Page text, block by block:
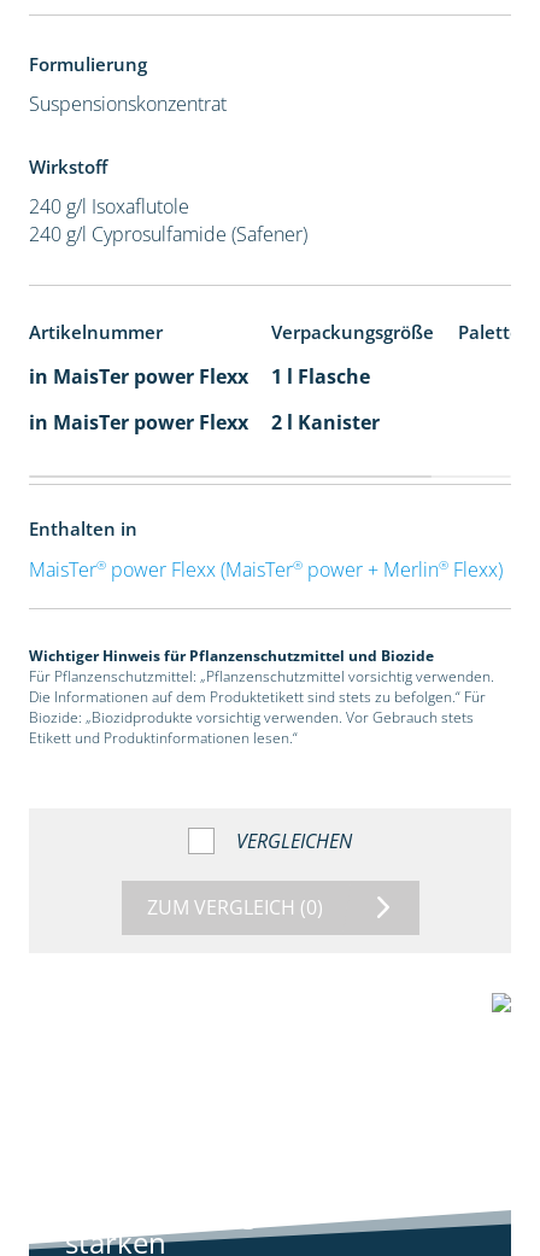
Formulierung
Suspensionskonzentrat
Wirkstoff
240 g/l Isoxaflutole
240 g/l Cyprosulfamide (Safener)
Artikelnummer Verpackungsgröße
in MaisTer power Flexx
1 l Flasche
in MaisTer power Flexx
2 l Kanister
Enthalten in
MaisTer®power Flexx (MaisTer®power + Merlin®Flexx)
Wichtiger Hinweis für Pflanzenschutzmittel und Biozide
Für Pflanzenschutzmittel: „Pflanzenschutzmittel vorsichtig verwenden.
Die Informationen auf dem Produktetikett sind stets zu befolgen.“ Für
Biozide: „Biozidprodukte vorsichtig verwenden. Vor Gebrauch stets
Etikett und Produktinformationen lesen.“
VERGLEICHEN
ZUM VERGLEICH (0)
starken